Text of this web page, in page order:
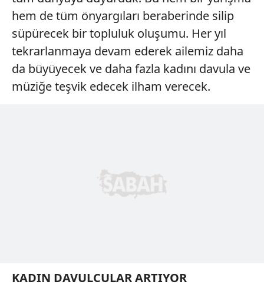
hem de tüm önyargıları beraberinde silip
süpürecek bir topluluk oluşumu. Her yıl
tekrarlanmaya devam ederek ailemiz daha
da büyüyecek ve daha fazla kadını davula ve
müziğe teşvik edecek ilham verecek.
KADIN DAVULCULARARTIYOR